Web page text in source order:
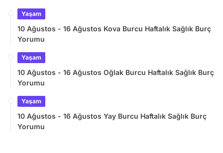
Yaşam
10 Ağustos - 16 Ağustos Kova Burcu Haftalık Sağlık Burç
Yorumu
Yaşam
10 Ağustos - 16 Ağustos Oğlak Burcu Haftalık Sağlık Burç
Yorumu
Yaşam
10 Ağustos - 16 Ağustos Yay Burcu Haftalık Sağlık Burç
Yorumu